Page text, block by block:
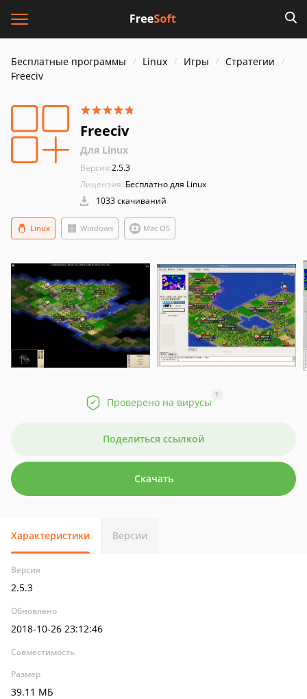
Бесплатные программы Linux Игры
Стратегии
Freeciv
Freeciv
Для Linux
Версия:2.5.3
Лицензия: Бесплатно для Linux
1033 скачиваний
Linux Windows Mac OS
Проверено на вирусы
?
Поделиться ссылкой
Скачать
Характеристики Версии
Версия
2.5.3
Обновлено
2018-10-26 23:12:46
Совместимость
Размер
39.11 МБ